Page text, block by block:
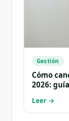
Gestión
Cómo
2026:
Leer →